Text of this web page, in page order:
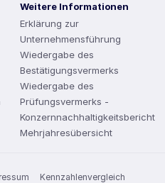
Weitere Informationen
Erklärung zur
Unternehmensführung
Wiedergabe des
Bestätigungsvermerks
Wiedergabe des
Prüfungsvermerks -
Konzernnachhaltigkeitsbericht
Mehrjahresübersicht
Kennzahlenvergleich